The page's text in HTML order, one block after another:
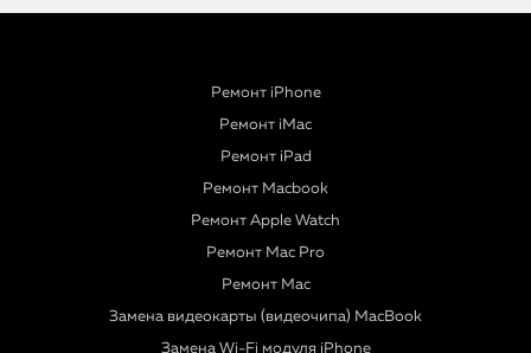
Ремонт iPhone
Ремонт iMac
Ремонт iPad
Ремонт Macbook
Ремонт Apple Watch
Ремонт Mac Pro
Ремонт Mac
Замена видеокарты (видеочипа) MacBook
Замена Wi-Fi модуля iPhone